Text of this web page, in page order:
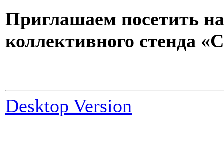
Приглашаем посетить
коллективного стенда
Desktop Version